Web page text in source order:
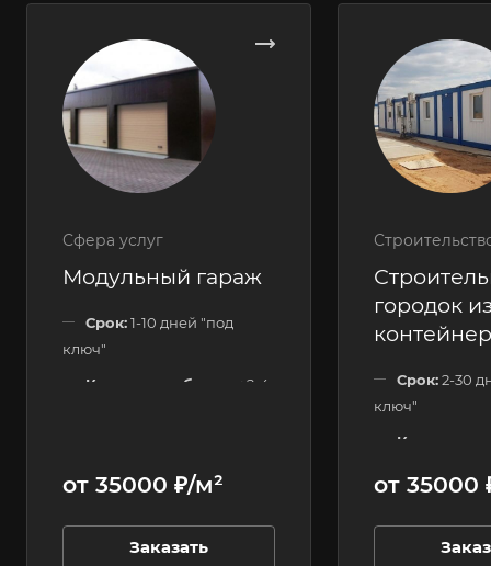
Сфера услуг
Модульный гараж
Срок:1-10 дней "под
ключ"
Количество блоков:
2-4
от 35000 ₽/м²
Заказать
городок
Срок:2-30
ключ"
от 35000